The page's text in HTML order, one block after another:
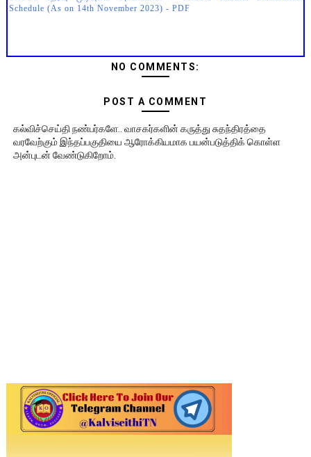
Schedule (As on 14th November 2023) - PDF
NO COMMENTS:
POST A COMMENT
கல்விச்செய்தி நண்பர்களே.. வாசகர்களின் கருத்து சுதந்திரத்தை
வரவேற்கும் இந்தப்பகுதியை ஆரோக்கியமாக பயன்படுத்திக் கொள்ள
அன்புடன் வேண்டுகிறோம்.